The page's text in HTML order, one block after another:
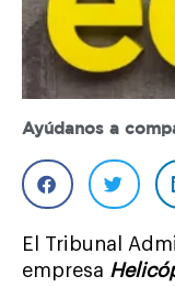
Ayúdanos a
El Tribunal
empresa